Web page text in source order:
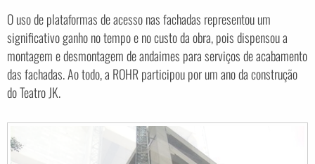
O uso de plataformas de acesso nas fachadas representou um
significativo ganho no tempo e no custo da obra, pois dispensou a
montagem e desmontagem de andaimes para serviços de acabamento
das fachadas. Ao todo, a ROHR participou por um ano da construção
do Teatro JK.